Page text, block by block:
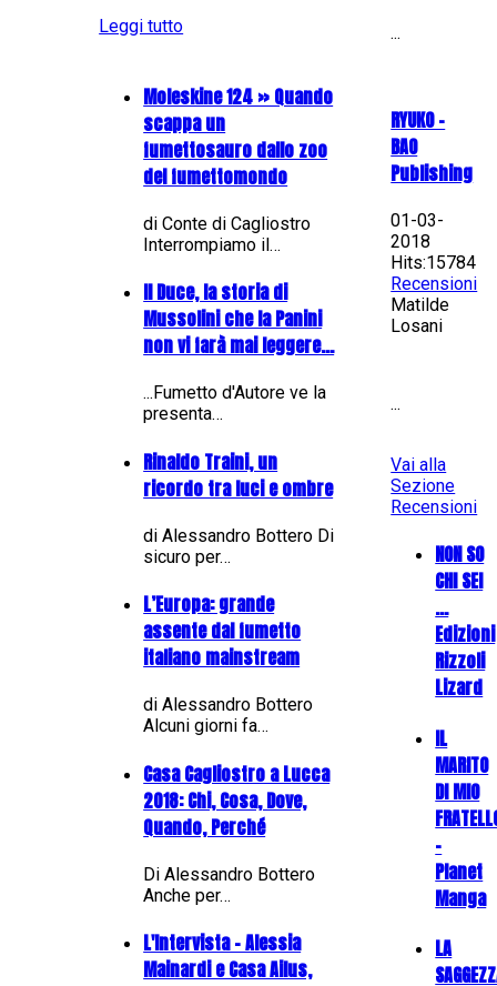
Leggi tutto
Moleskine 124 » Quando
scappa un
fumettosauro dallo zoo
del fumettomondo
di Conte di Cagliostro
Interrompiamo il…
Il Duce, la storia di
Mussolini che la Panini
non vi farà mai leggere...
...Fumetto d'Autore ve la
presenta…
Rinaldo Traini, un
ricordo tra luci e ombre
di Alessandro Bottero Di
sicuro per…
L’Europa: grande
assente dal fumetto
italiano mainstream
di Alessandro Bottero
Alcuni giorni fa…
Casa Cagliostro a Lucca
2018: Chi, Cosa, Dove,
Quando, Perché
Di Alessandro Bottero
Anche per…
L'Intervista - Alessia
Mainardi e Casa Ailus,
...
RYUKO -
BAO
Publishing
01-03-
2018
Hits:15784
Recensioni
Matilde
Losani
...
Vai alla
Sezione
Recensioni
NON SO
CHI SEI
...
Edizioni
Rizzoli
Lizard
IL
MARITO
DI MIO
-
Planet
Manga
LA